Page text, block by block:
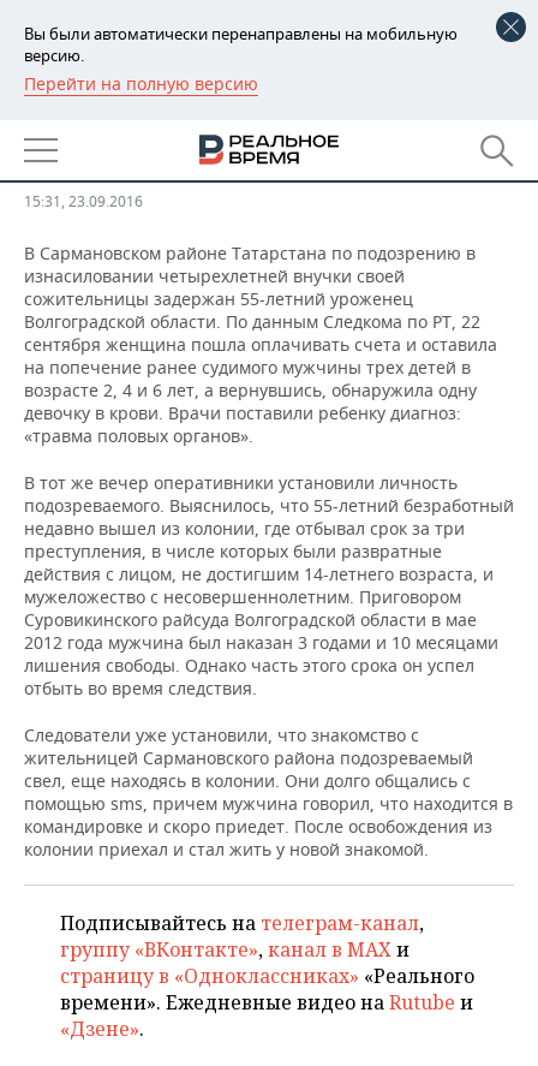
Вы были автоматически перенаправлены на мобильную
версию.
Перейти на полную версию
РЕГИОНЫ
БАШКОРТОСТАН
ТАТАРСТАН
УДМУРТИЯ
НОВОСТИ
АНАЛИТИКА
НОВОСТИ АНАЛИТИКИ
ДЕКЛАРАЦИИ О ДОХОДАХ
КОРОЛИ ГОСЗАКАЗА ПФО
ВУЗЫ ТАТАРСТАНА
КОМУ ПРИНАДЛЕЖАТ
ТОРГОВЫЕ ЦЕНТРЫ
ТАТАРСТАНА
ЭКОНОМИКА
НОВОСТИ ЭКОНОМИКИ
ФИНАНСЫ
БАНКИ
БЮДЖЕТ
ИНВЕСТИЦИИ
ПРОМЫШЛЕННОСТЬ
НОВОСТИ
ПРОМЫШЛЕННОСТИ
АГРОПРОМ
МАШИНОСТРОЕНИЕ
НЕФТЕХИМИЯ
НЕФТЬ
ОПК
НЕДВИЖИМОСТЬ
НОВОСТИ НЕДВИЖИМОСТИ
АВТО
НОВОСТИ АВТО
БИЗНЕС
НОВОСТИ БИЗНЕСА
РОЗНИЧНАЯ ТОРГОВЛЯ
ТРАНСПОРТ
УСЛУГИ
ТЕХНОЛОГИИ
НОВОСТИ ТЕХНОЛОГИЙ
IT
МЕДИА
ТЕЛЕКОММУНИКАЦИИ
МЕРОПРИЯТИЯ
НОВОСТИ МЕРОПРИЯТИЙ
ВЫЕЗДНАЯ РЕДАКЦИЯ
БИЗНЕС-БРАНЧИ
ONLINE-КОНФЕРЕНЦИИ
ОТКРЫТАЯ ЛЕКЦИЯ
СПОРТ
НОВОСТИ СПОРТА
ФУТБОЛ
ХОККЕЙ
БАСКЕТБОЛ
ВОЛЕЙБОЛ
КИБЕРСПОРТ
ФИГУРНОЕ КАТАНИЕ
ОБЩЕСТВО
НОВОСТИ ОБЩЕСТВА
ВЛАСТЬ
ИНФРАСТРУКТУРА
ИСТОРИЯ
КУЛЬТУРА
МЕДИЦИНА
ФОТОГАЛЕРЕЯ
СЮЖЕТЫ
СПРАВОЧНИК
СПИСОК ПЕРСОН
СПИСОК КОМПАНИЙ
ПОЛНАЯ ВЕРСИЯ
четырехлетнюю девочку
15:31, 23.09.2016
В Сармановском районе Татарстана по подозрению в
изнасиловании четырехлетней внучки своей
сожительницы задержан 55-летний уроженец
Волгоградской области. По данным Следкома по РТ, 22
сентября женщина пошла оплачивать счета и оставила
на попечение ранее судимого мужчины трех детей в
возрасте 2, 4 и 6 лет, а вернувшись, обнаружила одну
девочку в крови. Врачи поставили ребенку диагноз:
«травма половых органов».
В тот же вечер оперативники установили личность
подозреваемого. Выяснилось, что 55-летний безработный
недавно вышел из колонии, где отбывал срок за три
преступления, в числе которых были развратные
действия с лицом, не достигшим 14-летнего возраста, и
мужеложество с несовершеннолетним. Приговором
Суровикинского райсуда Волгоградской области в мае
2012 года мужчина был наказан 3 годами и 10 месяцами
лишения свободы. Однако часть этого срока он успел
отбыть во время следствия.
Следователи уже установили, что знакомство с
жительницей Сармановского района подозреваемый
свел, еще находясь в колонии. Они долго общались с
помощью sms, причем мужчина говорил, что находится в
командировке и скоро приедет. После освобождения из
колонии приехал и стал жить у новой знакомой.
Подписывайтесь на телеграм-канал,
группу «ВКонтакте»,канал в MAXи
страницу в «Одноклассниках» «Реального
времени». Ежедневные видео наRutube и
«Дзене».